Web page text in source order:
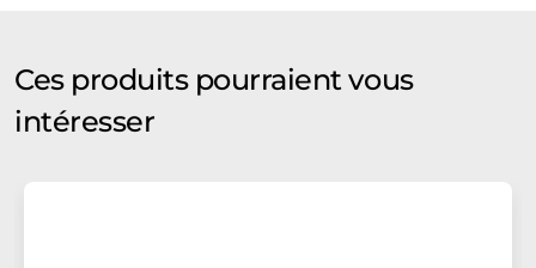
Ces produits pourraient vous
intéresser